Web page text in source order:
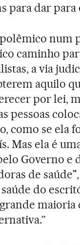
para dar para
num
caminho
a via
aquilo
por lei,
pessoas
como se ela
Mas ela é
Governo e
de
do
maioria